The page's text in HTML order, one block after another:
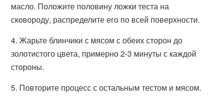
масло. Положите половину ложки теста на
сковороду, распределите его по всей поверхности.
4. Жарьте блинчики с мясом с обеих сторон до
золотистого цвета, примерно 2-3 минуты с каждой
стороны.
5. Повторите процесс с остальным тестом и мясом.